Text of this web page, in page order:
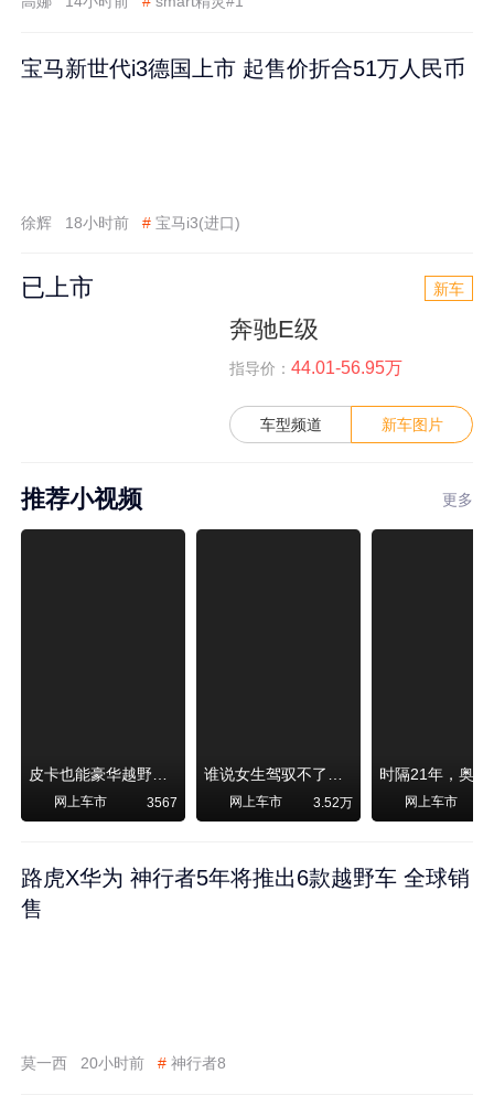
宝马新世代i3德国上市 起售价折合51万人民币
徐辉 18小时前 # 宝马i3(进口)
已上市 新车
奔驰E级
指导价： 44.01-56.95万
车型频道 新车图片
推荐小视频 更多
皮卡也能豪华越野！纵横F700上市，限时卖29.99万起
网上车市 3567
谁说女生驾驭不了大SUV？看我开问界M6驰骋坝上草原！
网上车市 3.52万 网上车市
路虎X华为 神行者5年将推出6款越野车 全球销
售
莫一西 20小时前 # 神行者8